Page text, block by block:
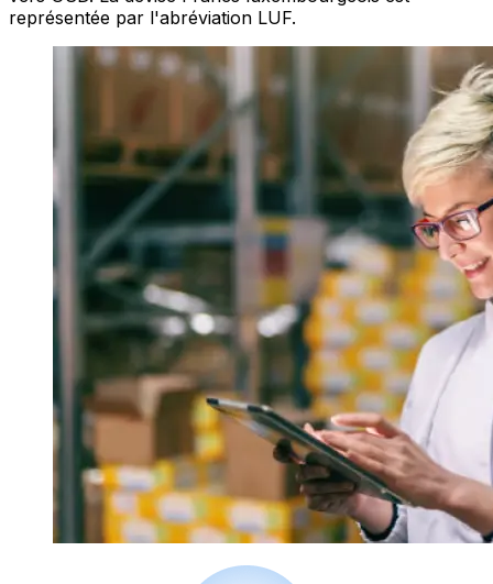
représentée par l'abréviation LUF.